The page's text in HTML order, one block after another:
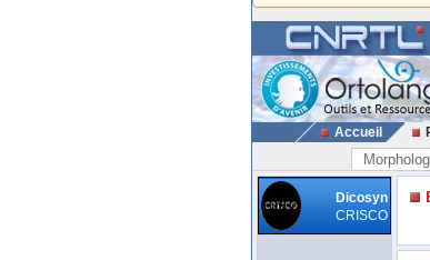
Accueil
Dicosyn
CRISCO